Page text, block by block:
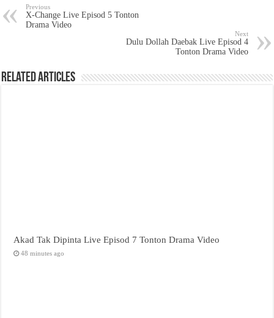
Previous
X-Change Live Episod 5 Tonton
Drama Video
Next
Dulu Dollah Daebak Live Episod 4
Tonton Drama Video
Related Articles
Akad Tak Dipinta Live Episod 7 Tonton Drama Video
48 minutes ago